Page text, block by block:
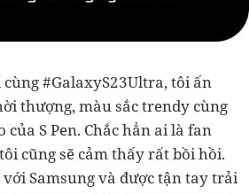
#GalaxyS23Ultra, tôi ấn
thượng, màu sắc trendy cùng
S Pen. Chắc hẳn ai là fan
cũng sẽ cảm thấy rất bồi hồi.
Samsung và được tận tay trải